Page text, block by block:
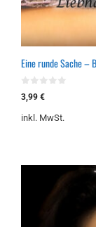
Eine runde Sache –
0
v
n
3,99 €
inkl. MwSt.